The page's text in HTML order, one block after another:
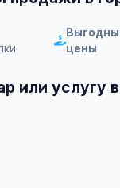
цены
или услугу